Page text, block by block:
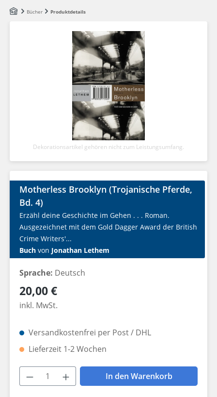
Zum Hauptinhalt springen
Bücher Produktdetails
Dekorationsartikel gehören nicht zum Leistungsumfang.
Motherless Brooklyn (Trojanische Pferde,
Bd. 4)
Erzähl deine Geschichte im Gehen . . . Roman.
Ausgezeichnet mit dem Gold Dagger Award der British
Crime Writers'...
Buch von Jonathan Lethem
Sprache: Deutsch
Regulärer Preis:
20,00 €
inkl. MwSt.
Versandkostenfrei per Post / DHL
Lieferzeit 1-2 Wochen
Produkt Anzahl: Gib den
In den Warenkorb